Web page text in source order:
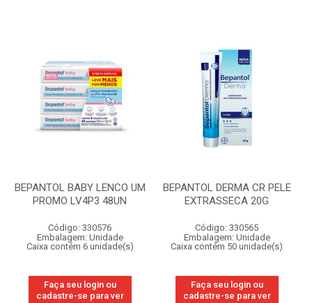
BEPANTOL BABY LENCO UM
PROMO LV4P3 48UN
Código: 330576
Embalagem: Unidade
Caixa contém 6 unidade(s)
Faça seu login ou
cadastre-se para ver
BEPANTOL DERMA CR PELE
EXTRASSECA 20G
Código: 330565
Embalagem: Unidade
Caixa contém 50 unidade(s)
Faça seu login ou
cadastre-se para ver